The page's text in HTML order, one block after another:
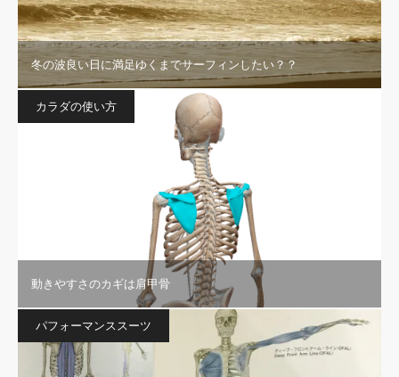
冬の波良い日に満足ゆくまでサーフィンしたい？？
カラダの使い方
動きやすさのカギは肩甲骨
パフォーマンススーツ